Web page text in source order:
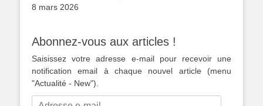
8 mars 2026
Abonnez-vous aux articles !
Saisissez votre adresse e-mail pour recevoir une
notification email à chaque nouvel article (menu
"Actualité - New").
Adresse